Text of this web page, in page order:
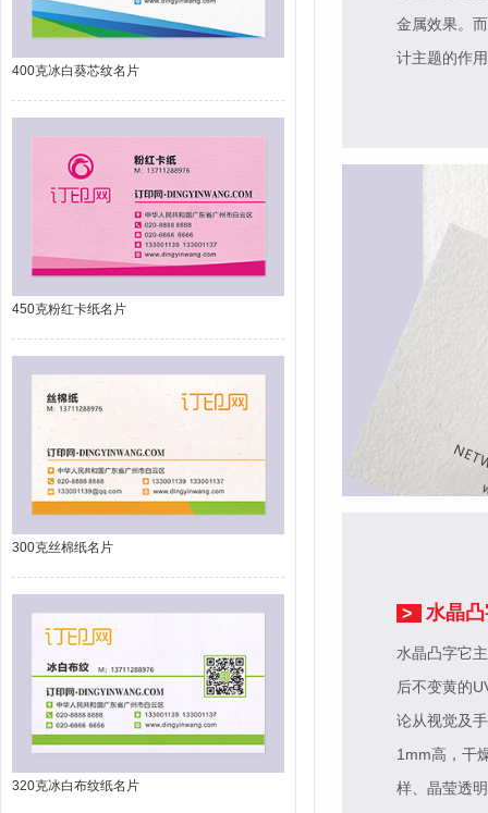
400克冰白葵芯纹名片
450克粉红卡纸名片
300克丝棉纸名片
320克冰白布纹纸名片
金属效果。
计主题的作
> 水晶
水晶凸字它
后不变黄的
论从视觉及
1mm高，干
样、晶莹透